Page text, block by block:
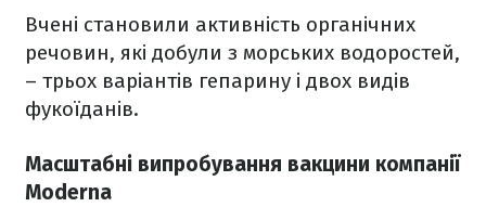
Вчені становили активність органічних
речовин, які добули з морських водоростей,
– трьох варіантів гепарину і двох видів
фукоїданів.
Масштабні випробування вакцини компанії
Moderna